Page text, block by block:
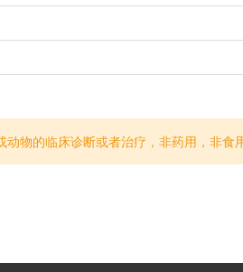
物的临床诊断或者治疗，非药用，非食